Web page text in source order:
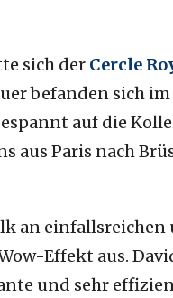
sich der Cercle
befanden sich
auf die
aus Paris nach
an
Effekt aus.
und sehr